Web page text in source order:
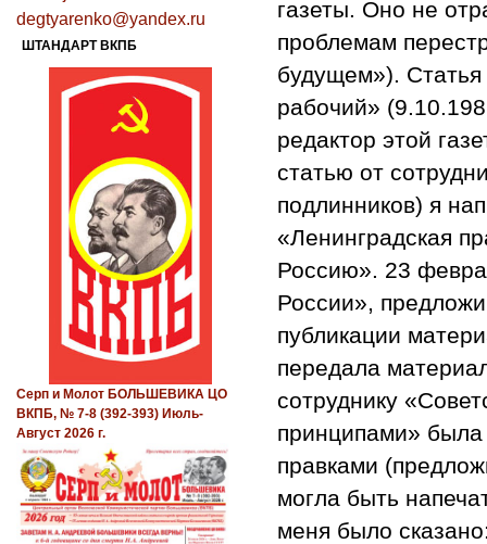
газеты. Оно не
проблемам
будущем»). Статья
рабочий»
редактор этой
статью от
подлинников) я
«Ленинградская
Россию». 23
России»,
публикации
передала
сотруднику
принципами»
правками
могла быть
меня было
degtyarenko@yandex.ru
ШТАНДАРТ ВКПБ
Серп и Молот БОЛЬШЕВИКА ЦО
ВКПБ, № 7-8 (392-393) Июль-
Август 2026 г.